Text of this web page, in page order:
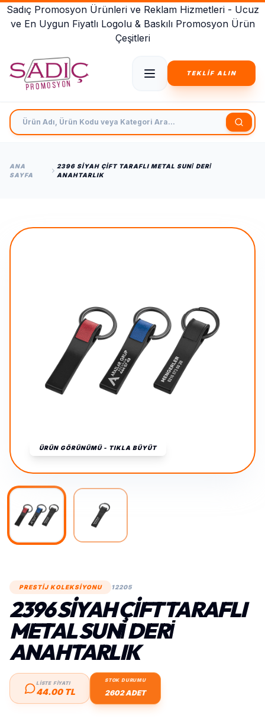
Sadıç Promosyon Ürünleri ve Reklam Hizmetleri - Ucuz
ve En Uygun Fiyatlı Logolu & Baskılı Promosyon Ürün
Çeşitleri
TEKLİF ALIN
Ürün Adı, Ürün Kodu veya Kategori Ara
ANA
SAYFA
2396 SIYAH ÇIFT TARAFLI METAL SUNİ DERİ
ANAHTARLIK
ÜRÜN GÖRÜNÜMÜ - TIKLA BÜYÜT
PRESTİJ KOLEKSİYONU 12205
2396 SIYAH ÇIFT TARAFLI
METAL SUNİ DERİ
ANAHTARLIK
LİSTE FİYATI
44.00 TL
STOK DURUMU
2602 ADET